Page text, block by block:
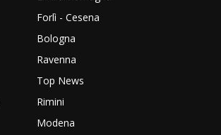
Forlì - Cesena
Bologna
Ravenna
Top News
Rimini
Modena